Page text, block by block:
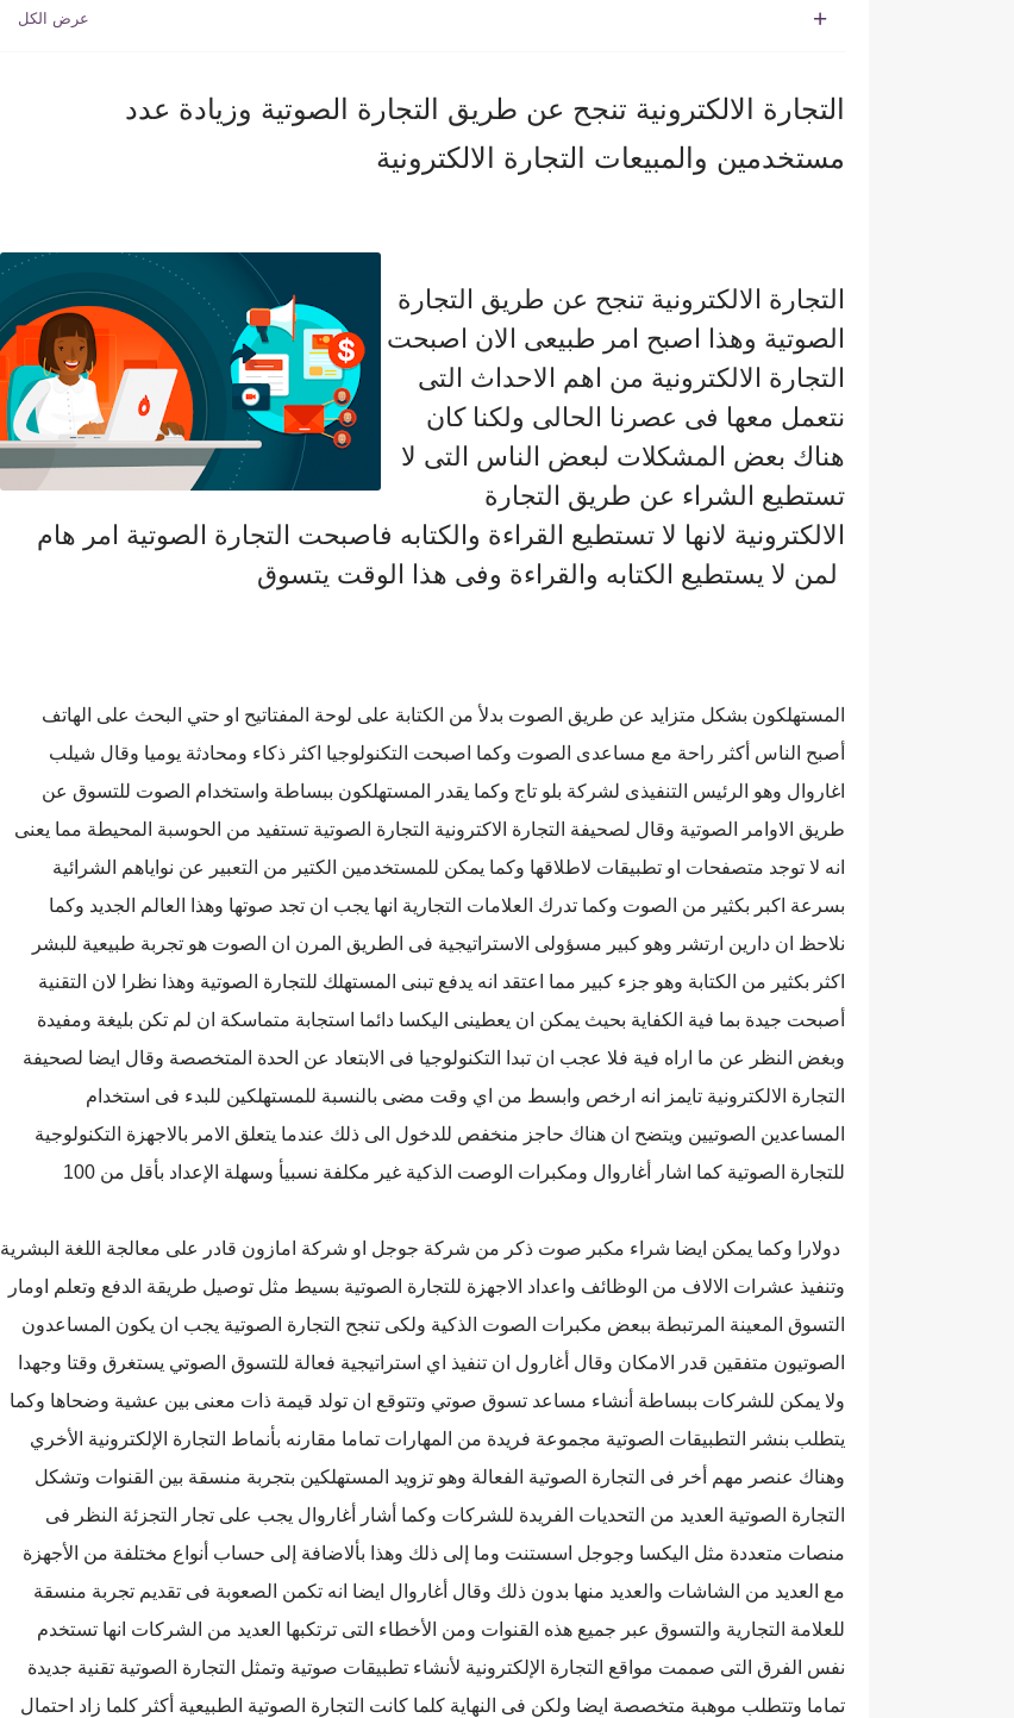
التجارة الالكترونية تنجح عن طريق التجارة الصوتية وزيادة عدد
مستخدمين والمبيعات التجارة الالكترونية
التجارة الالكترونية تنجح عن طريق التجارة
الصوتية وهذا اصبح امر طبيعى الان اصبحت
التجارة الالكترونية من اهم الاحداث التى
نتعمل معها فى عصرنا الحالى ولكنا كان
هناك بعض المشكلات لبعض الناس التى لا
تستطيع الشراء عن طريق التجارة
الالكترونية لانها لا تستطيع القراءة والكتابه فاصبحت التجارة الصوتية امر هام
المستهلكون بشكل متزايد عن طريق الصوت بدلأ من الكتابة على لوحة المفتاتيح او حتي البحث على الهاتف
أصبح الناس أكثر راحة مع مساعدى الصوت وكما اصبحت التكنولوجيا اكثر ذكاء ومحادثة يوميا وقال شيلب
اغاروال وهو الرئيس التنفيذى لشركة بلو تاج وكما يقدر المستهلكون ببساطة واستخدام الصوت للتسوق عن
طريق الاوامر الصوتية وقال لصحيفة التجارة الاكترونية التجارة الصوتية تستفيد من الحوسبة المحيطة مما يعنى
انه لا توجد متصفحات او تطبيقات لاطلاقها وكما يمكن للمستخدمين الكتير من التعبير عن نواياهم الشرائية
بسرعة اكبر بكثير من الصوت وكما تدرك العلامات التجارية انها يجب ان تجد صوتها وهذا العالم الجديد وكما
نلاحظ ان دارين ارتشر وهو كبير مسؤولى الاستراتيجية فى الطريق المرن ان الصوت هو تجربة طبيعية للبشر
اكثر بكثير من الكتابة وهو جزء كبير مما اعتقد انه يدفع تبنى المستهلك للتجارة الصوتية وهذا نظرا لان التقنية
أصبحت جيدة بما فية الكفاية بحيث يمكن ان يعطينى اليكسا دائما استجابة متماسكة ان لم تكن بليغة ومفيدة
وبغض النظر عن ما اراه فية فلا عجب ان تبدا التكنولوجيا فى الابتعاد عن الحدة المتخصصة وقال ايضا لصحيفة
التجارة الالكترونية تايمز انه ارخص وابسط من اي وقت مضى بالنسبة للمستهلكين للبدء فى استخدام
المساعدين الصوتيين ويتضح ان هناك حاجز منخفص للدخول الى ذلك عندما يتعلق الامر بالاجهزة التكنولوجية
للتجارة الصوتية كما اشار أغاروال ومكبرات الوصت الذكية غير مكلفة نسبيأ وسهلة الإعداد بأقل من 100
دولارا وكما يمكن ايضا شراء مكبر صوت ذكر من شركة جوجل او شركة امازون قادر على معالجة اللغة البشرية
وتنفيذ عشرات الالاف من الوظائف واعداد الاجهزة للتجارة الصوتية بسيط مثل توصيل طريقة الدفع وتعلم اومار
التسوق المعينة المرتبطة ببعض مكبرات الصوت الذكية ولكى تنجح التجارة الصوتية يجب ان يكون المساعدون
الصوتيون متفقين قدر الامكان وقال أغارول ان تنفيذ اي استراتيجية فعالة للتسوق الصوتي يستغرق وقتا وجهدا
ولا يمكن للشركات ببساطة أنشاء مساعد تسوق صوتي وتتوقع ان تولد قيمة ذات معنى بين عشية وضحاها وكما
يتطلب بنشر التطبيقات الصوتية مجموعة فريدة من المهارات تماما مقارنه بأنماط التجارة الإلكترونية الأخري
وهناك عنصر مهم أخر فى التجارة الصوتية الفعالة وهو تزويد المستهلكين بتجربة منسقة بين القنوات وتشكل
التجارة الصوتية العديد من التحديات الفريدة للشركات وكما أشار أغاروال يجب على تجار التجزئة النظر فى
منصات متعددة مثل اليكسا وجوجل اسستنت وما إلى ذلك وهذا بألاضافة إلى حساب أنواع مختلفة من الأجهزة
مع العديد من الشاشات والعديد منها بدون ذلك وقال أغاروال ايضا انه تكمن الصعوبة فى تقديم تجربة منسقة
للعلامة التجارية والتسوق عبر جميع هذه القنوات ومن الأخطاء التى ترتكبها العديد من الشركات انها تستخدم
نفس الفرق التى صممت مواقع التجارة الإلكترونية لأنشاء تطبيقات صوتية وتمثل التجارة الصوتية تقنية جديدة
تماما وتتطلب موهبة متخصصة ايضا ولكن فى النهاية كلما كانت التجارة الصوتية الطبيعية أكثر كلما زاد احتمال